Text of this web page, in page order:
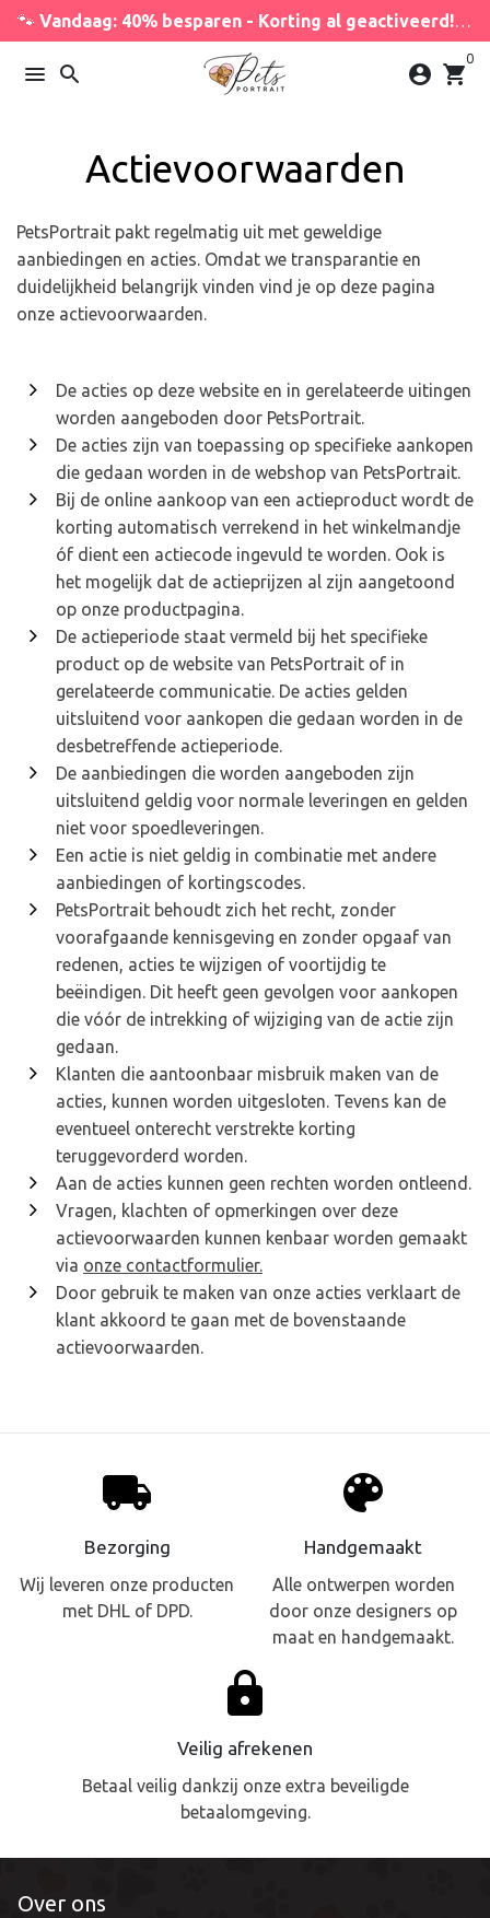
Meteen
naar
🐾 Vandaag: 40% besparen - Korting al geactiveerd! 🐾
menu search account_circle shopping_cart
0
Actievoorwaarden
PetsPortrait pakt regelmatig uit met geweldige
aanbiedingen en acties. Omdat we transparantie en
duidelijkheid belangrijk vinden vind je op deze pagina
onze actievoorwaarden.
De acties op deze website en in gerelateerde uitingen
worden aangeboden door PetsPortrait.
De acties zijn van toepassing op specifieke aankopen
die gedaan worden in de webshop van PetsPortrait.
Bij de online aankoop van een actieproduct wordt de
korting automatisch verrekend in het winkelmandje
óf dient een actiecode ingevuld te worden. Ook is
het mogelijk dat de actieprijzen al zijn aangetoond
op onze productpagina.
De actieperiode staat vermeld bij het specifieke
product op de website van PetsPortrait of in
gerelateerde communicatie. De acties gelden
uitsluitend voor aankopen die gedaan worden in de
desbetreffende actieperiode.
De aanbiedingen die worden aangeboden zijn
uitsluitend geldig voor normale leveringen en gelden
niet voor spoedleveringen.
Een actie is niet geldig in combinatie met andere
aanbiedingen of kortingscodes.
PetsPortrait behoudt zich het recht, zonder
voorafgaande kennisgeving en zonder opgaaf van
redenen, acties te wijzigen of voortijdig te
beëindigen. Dit heeft geen gevolgen voor aankopen
die vóór de intrekking of wijziging van de actie zijn
gedaan.
Klanten die aantoonbaar misbruik maken van de
acties, kunnen worden uitgesloten. Tevens kan de
eventueel onterecht verstrekte korting
teruggevorderd worden.
Aan de acties kunnen geen rechten worden ontleend.
Vragen, klachten of opmerkingen over deze
actievoorwaarden kunnen kenbaar worden gemaakt
via onze contactformulier.
Door gebruik te maken van onze acties verklaart de
klant akkoord te gaan met de bovenstaande
actievoorwaarden.
local_shipping
Bezorging
Wij leveren onze producten
met DHL of DPD.
palette
Handgemaakt
Alle ontwerpen worden
door onze designers op
maat en handgemaakt.
lock
Veilig afrekenen
Betaal veilig dankzij onze extra beveiligde
betaalomgeving.
Over ons